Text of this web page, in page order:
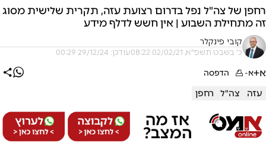
רחפן של צה"ל נפל בדרום רצועת עזה, תקרית שלישית מסוג
זה מתחילת השבוע | אין חשש לדלף מידע
קובי פינקלר
כ' בשבט תשפ"א, 02/02/21 08:22 עודכן: 29/12/24 00:29
א+א- הדפסה
עזה צה"ל רחפן